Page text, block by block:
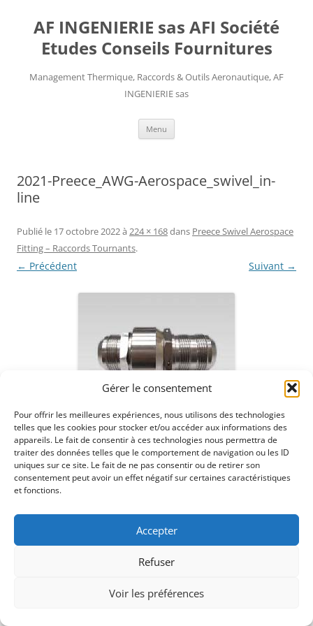
Gérer le consentement
Pour offrir les meilleures expériences, nous utilisons des technologies
telles que les cookies pour stocker et/ou accéder aux informations des
appareils. Le fait de consentir à ces technologies nous permettra de
traiter des données telles que le comportement de navigation ou les ID
uniques sur ce site. Le fait de ne pas consentir ou de retirer son
consentement peut avoir un effet négatif sur certaines caractéristiques
et fonctions.
Accepter
Refuser
Voir les préférences
AF INGENIERIE sas AFI Société
Etudes Conseils Fournitures
Management Thermique, Raccords & Outils Aeronautique, AF
INGENIERIE sas
Menu
2021-Preece_AWG-Aerospace_swivel_in-
line
Publié le 17 octobre 2022à 224 × 168dans Preece Swivel Aerospace
Fitting – Raccords Tournants.
← Précédent Suivant →